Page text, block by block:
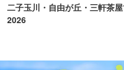
二子玉川・自由が丘・三軒茶
2026